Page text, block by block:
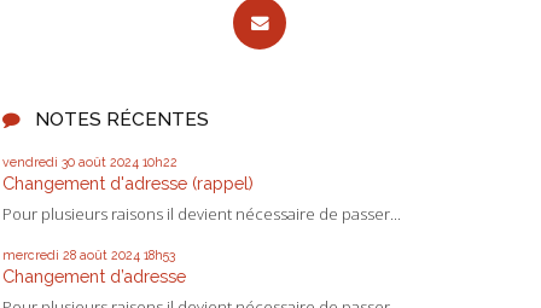
NOTES RÉCENTES
vendredi 30 août 2024 10h22
Changement d'adresse (rappel)
Pour plusieurs raisons il devient nécessaire de passer...
mercredi 28 août 2024 18h53
Changement d’adresse